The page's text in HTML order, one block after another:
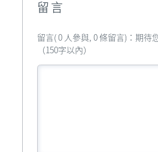
留言
留言( 0 人參與, 0 條留言)：期
（150字以內）